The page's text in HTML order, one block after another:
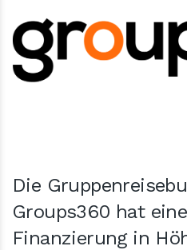
Die
Groups360 hat
Finanzierung in